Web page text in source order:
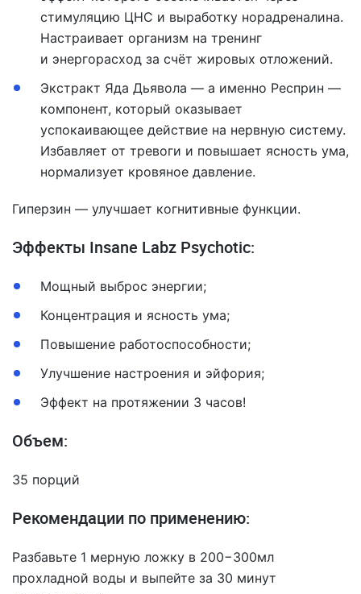
стимуляцию ЦНС и выработку норадреналина.
Настраивает организм на тренинг
и энергорасход за счёт жировых отложений.
Экстракт Яда Дьявола — а именно Респрин —
компонент, который оказывает
успокаивающее действие на нервную систему.
Избавляет от тревоги и повышает ясность ума,
нормализует кровяное давление.
Гиперзин — улучшает когнитивные функции.
Эффекты Insane Labz Psychotic:
Мощный выброс энергии;
Концентрация и ясность ума;
Повышение работоспособности;
Улучшение настроения и эйфория;
Эффект на протяжении 3 часов!
Объем:
35 порций
Рекомендации по применению:
Разбавьте 1 мерную ложку в 200−300мл
прохладной воды и выпейте за 30 минут